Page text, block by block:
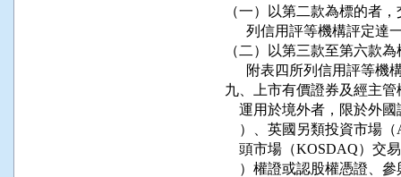
（一）以第二款為標的者
列信用評等機構評定
（二）以第三款至第六款
附表四所列信用評等
九、上市有價證券及經主
運用於境外者，限於
）、英國另類投資市
頭市場（KOSDAQ）交
）權證或認股權憑證、